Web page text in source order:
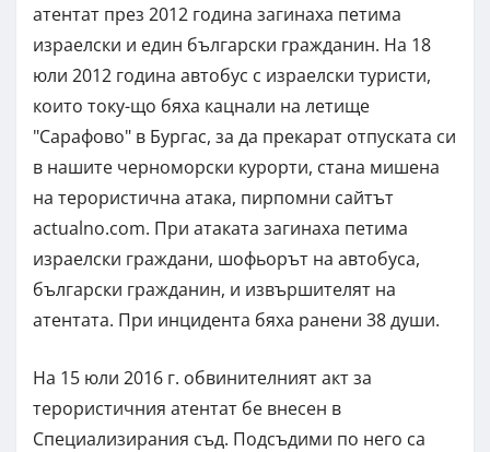
атентат през 2012 година загинаха петима
израелски и един български гражданин. На 18
юли 2012 година автобус с израелски туристи,
които току-що бяха кацнали на летище
"Сарафово" в Бургас, за да прекарат отпуската си
в нашите черноморски курорти, стана мишена
на терористична атака, пирпомни сайтът
actualno.com. При атаката загинаха петима
израелски граждани, шофьорът на автобуса,
български гражданин, и извършителят на
атентата. При инцидента бяха ранени 38 души.
На 15 юли 2016 г. обвинителният акт за
терористичния атентат бе внесен в
Специализирания съд. Подсъдими по него са